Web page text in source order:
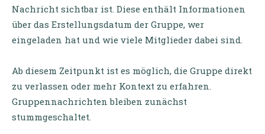
Nachricht sichtbar ist. Diese enthält Informationen
über das Erstellungsdatum der Gruppe, wer
eingeladen hat und wie viele Mitglieder dabei sind.
Ab diesem Zeitpunkt ist es möglich, die Gruppe direkt
zu verlassen oder mehr Kontext zu erfahren.
Gruppennachrichten bleiben zunächst
stummgeschaltet.